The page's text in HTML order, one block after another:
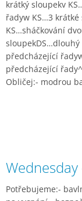
krátký sloupekv
řadyw KS…3
KS…sháčkování
předcházející
předcházející
Obličej:- modrou
Potřebujeme:-